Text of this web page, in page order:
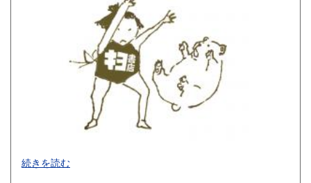
600円 大分県
600円 鹿児島県
600円
続きを読む